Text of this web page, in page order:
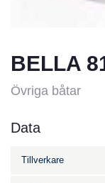
BELLA
Övriga båtar
Data
Tillverkare